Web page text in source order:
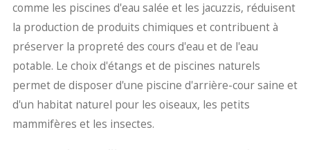
comme les piscines d'eau salée et les jacuzzis, réduisent
la production de produits chimiques et contribuent à
préserver la propreté des cours d'eau et de l'eau
potable. Le choix d'étangs et de piscines naturels
permet de disposer d'une piscine d'arrière-cour saine et
d'un habitat naturel pour les oiseaux, les petits
mammifères et les insectes.